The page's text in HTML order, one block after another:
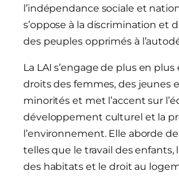
l’indépendance sociale et
s’oppose à la discrimination et
des peuples opprimés à
La LAI s’engage de plus en
droits des femmes, des jeunes
minorités et met l’accent sur
développement culturel et la
l’environnement. Elle aborde
telles que le travail des enfants,
des habitats et le droit au